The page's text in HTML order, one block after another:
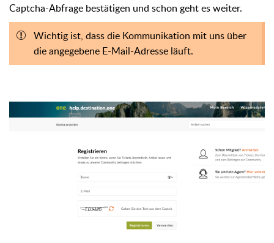
Captcha-Abfrage bestätigen und schon geht es weiter.
Wichtig ist, dass die Kommunikation mit uns über
die angegebene E-Mail-Adresse läuft.